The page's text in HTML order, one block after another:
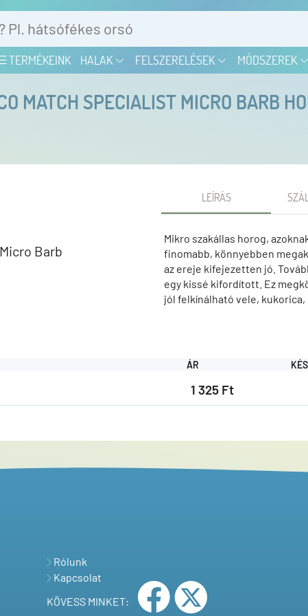
TERMÉKEINK HALAK FELSZERELÉSEK MÓDSZEREK
MATCH SPECIALIST MICRO BARB
LEÍRÁS
Mikro szakállas horog,
finomabb, könnyebben
az ereje kifejezetten jó.
egy kissé kifordított. Ez
jól felkínálható vele,
ÁR
1 325 Ft
Rólunk
Kapcsolat
KÖVESS MINKET: